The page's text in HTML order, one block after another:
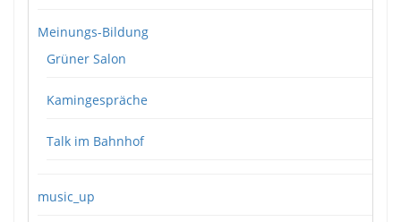
Meinungs-Bildung
Grüner Salon
Kamingespräche
Talk im Bahnhof
music_up